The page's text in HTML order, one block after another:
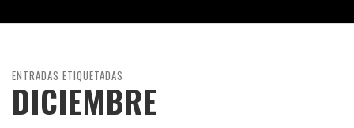
ENTRADAS ETIQUETADAS
DICIEMBRE